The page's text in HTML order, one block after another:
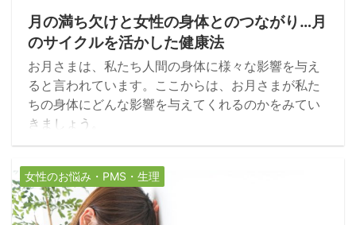
月の満ち欠けと女性の身体とのつながり…月
のサイクルを活かした健康法
お月さまは、私たち人間の身体に様々な影響を与え
ると言われています。ここからは、お月さまが私た
ちの身体にどんな影響を与えてくれるのかをみてい
きましょう。
女性のお悩み・PMS・生理